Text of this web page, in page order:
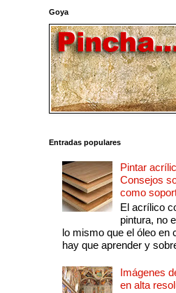
Goya
Entradas populares
Pintar
Consejos
como
El acrílico
pintura, no
lo mismo que el óleo en
hay que aprender y
Imágenes
en alta